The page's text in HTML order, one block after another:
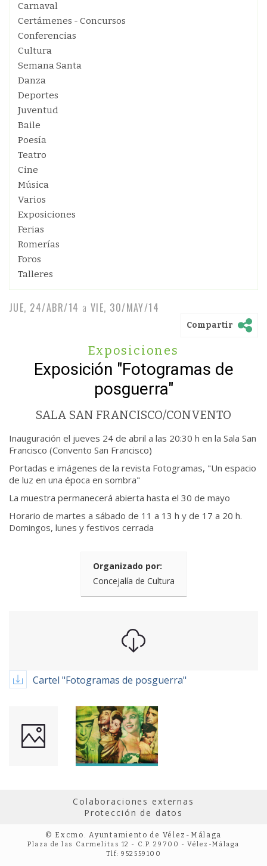
Carnaval
Certámenes - Concursos
Conferencias
Cultura
Semana Santa
Danza
Deportes
Juventud
Baile
Poesía
Teatro
Cine
Música
Varios
Exposiciones
Ferias
Romerías
Foros
Talleres
JUE, 24/ABR/14 a VIE, 30/MAY/14
Compartir
Exposiciones
Exposición "Fotogramas de
posguerra"
SALA SAN FRANCISCO/CONVENTO
Inauguración el jueves 24 de abril a las 20:30 h en la Sala San
Francisco (Convento San Francisco)
Portadas e imágenes de la revista Fotogramas, "Un espacio
de luz en una época en sombra"
La muestra permanecerá abierta hasta el 30 de mayo
Horario de martes a sábado de 11 a 13 h y de 17 a 20 h.
Domingos, lunes y festivos cerrada
Organizado por:
Concejalía de Cultura
Cartel "Fotogramas de posguerra"
Colaboraciones externas
Protección de datos
© Excmo. Ayuntamiento de Vélez-Málaga
Plaza de las Carmelitas 12 - C.P. 29700 - Vélez-Málaga
Tlf: 952559100